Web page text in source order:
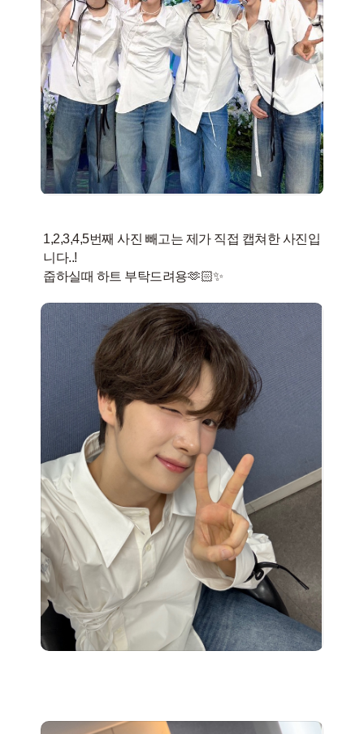
1,2,3,4,5번째 사진 빼고는 제가 직접 캡쳐한 사진입
니다..!